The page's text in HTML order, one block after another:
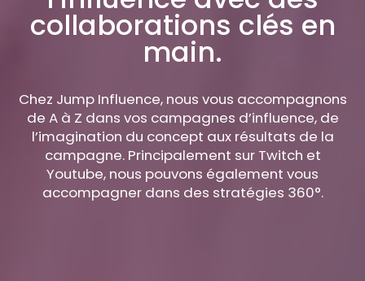
collaborations clés en
main.
Chez Jump Influence, nous vous accompagnons
de A à Z dans vos campagnes d’influence, de
l’imagination du concept aux résultats de la
campagne. Principalement sur Twitch et
Youtube, nous pouvons également vous
accompagner dans des stratégies 360°.